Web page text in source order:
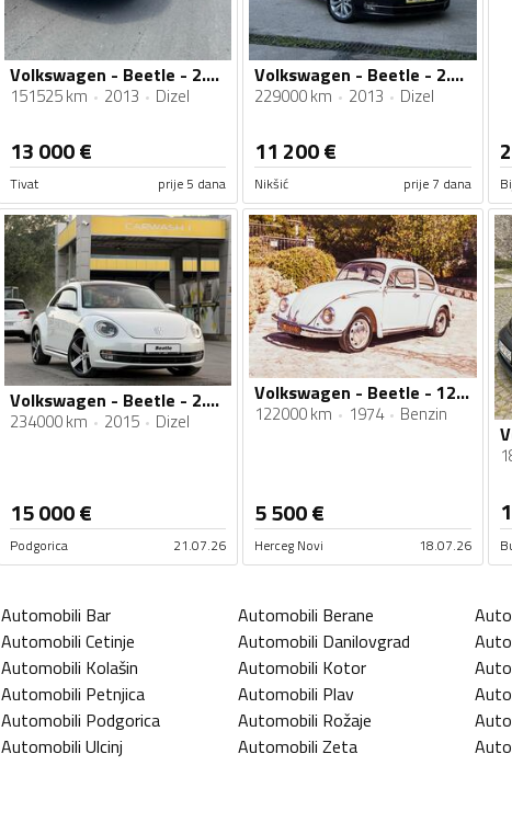
Volkswagen - Beetle - 2.0 TDI
151525 km 2013 Dizel
13 000€
Tivat prije 5 dana
Volkswagen - Beetle - 2.0TDI
229000 km 2013 Dizel
11 200€
Nikšić prije 7 dana
Volkswagen - Beetle - 2.0 DSG
234000 km 2015 Dizel
15 000€
Podgorica 21.07.26
Volkswagen - Beetle - 1200
122000 km 1974 Benzin
5 500€
Herceg Novi 18.07.26
Automobili Bar Automobili Berane
Automobili Cetinje Automobili Danilovgrad
Automobili Kolašin Automobili Kotor
Automobili Petnjica Automobili Plav
Automobili Podgorica Automobili Rožaje
Automobili Ulcinj Automobili Zeta